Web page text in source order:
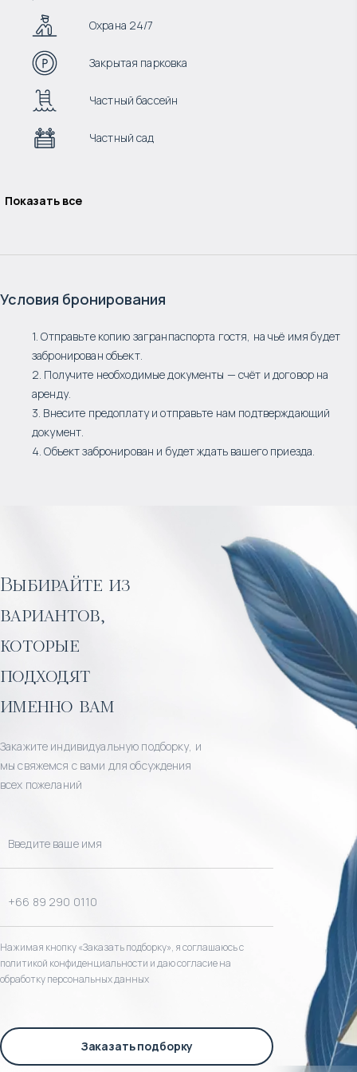
Охрана 24/7
Закрытая парковка
Частный бассейн
Частный сад
Показать все
Условия бронирования
1. Отправьте копию загранпаспорта гостя, на чьё имя будет
забронирован объект.
2. Получите необходимые документы — счёт и договор на
аренду.
3. Внесите предоплату и отправьте нам подтверждающий
документ.
4. Объект забронирован и будет ждать вашего приезда.
Выбирайте из
вариантов,
которые
подходят
именно вам
Закажите индивидуальную подборку, и
мы свяжемся с вами для обсуждения
всех пожеланий
Нажимая кнопку «Заказать подборку», я соглашаюсь с
политикой конфиденциальности и даю согласие на
обработку персональных данных
Заказать подборку